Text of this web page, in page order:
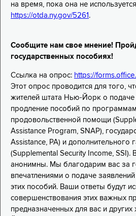
на время, пока она не
https://otda.ny.gov/5261 .
Сообщите нам свое мнение!
государственных пособиях!
Ссылка на опрос: https://
Этот опрос проводится для того,
жителей штата Нью-Йорк о подаче
продление пособий по
продовольственной помощи
Assistance Program, SNAP),
Assistance, PA) и дополнительного
(Supplemental Security Income,
анонимны. Мы благодарим вас за
впечатлениями о подаче
этих пособий. Ваши ответы будут
совершенствования этих важных
предназначенных для вас и